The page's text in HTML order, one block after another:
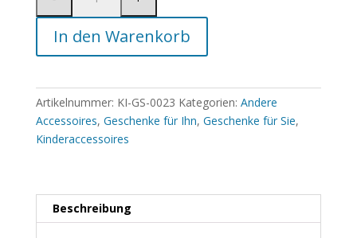
In den Warenkorb
Artikelnummer: KI-GS-0023 Kategorien: Andere
Accessoires, Geschenke für Ihn, Geschenke für Sie,
Kinderaccessoires
Beschreibung